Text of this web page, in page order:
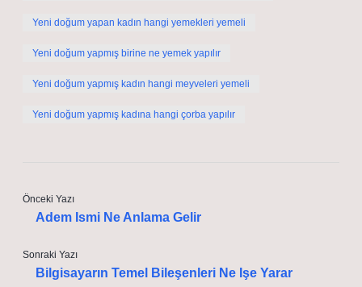
Yeni doğum yapan kadın hangi yemekleri yemeli
Yeni doğum yapmış birine ne yemek yapılır
Yeni doğum yapmış kadın hangi meyveleri yemeli
Yeni doğum yapmış kadına hangi çorba yapılır
Önceki Yazı
Adem Ismi Ne Anlama Gelir
Sonraki Yazı
Bilgisayarın Temel Bileşenleri Ne Işe Yarar